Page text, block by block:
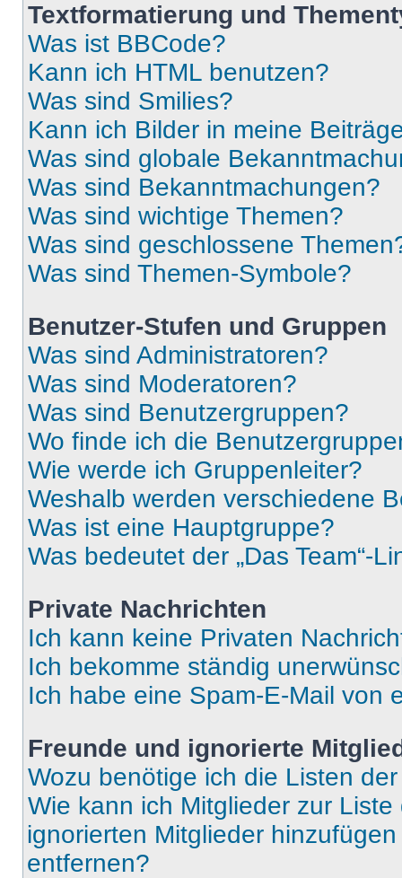
Textformatierung und
Was ist BBCode?
Kann ich HTML benutzen?
Was sind Smilies?
Kann ich Bilder in meine
Was sind globale
Was sind Bekanntmachungen?
Was sind wichtige Themen?
Was sind geschlossene
Was sind Themen-Symbole?
Benutzer-Stufen und Gruppen
Was sind Administratoren?
Was sind Moderatoren?
Was sind Benutzergruppen?
Wo finde ich die
Wie werde ich Gruppenleiter?
Weshalb werden verschiedene
Was ist eine Hauptgruppe?
Was bedeutet der „Das Team“-
Private Nachrichten
Ich kann keine Privaten
Ich bekomme ständig
Ich habe eine Spam-E-Mail von
Freunde und ignorierte
Wozu benötige ich die Listen
Wie kann ich Mitglieder zur
ignorierten Mitglieder
entfernen?